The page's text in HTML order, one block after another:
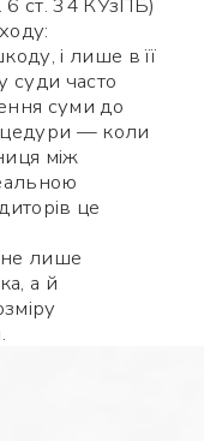
і лише в її
суди часто
суми до
— коли
між
це
лише
а й